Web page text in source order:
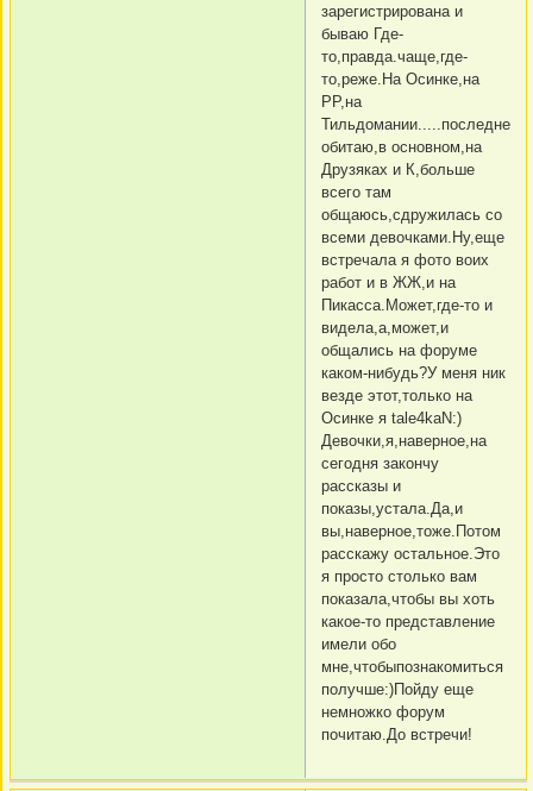
зарегистрирована и
бываю Где-
то,правда.чаще,где-
то,реже.На Осинке,на
РР,на
обитаю,в основном,на
Друзяках и К,больше
всего там
общаюсь,сдружилась со
всеми девочками.Ну,еще
встречала я фото воих
работ и в ЖЖ,и на
Пикасса.Может,где-то и
видела,а,может,и
общались на форуме
каком-нибудь?У меня ник
везде этот,только на
Осинке я tale4kaN:)
Девочки,я,наверное,на
сегодня закончу
рассказы и
показы,устала.Да,и
вы,наверное,тоже.Потом
расскажу остальное.Это
я просто столько вам
показала,чтобы вы хоть
какое-то представление
имели обо
мне,чтобыпознакомиться
получше:)Пойду еще
немножко форум
почитаю.До встречи!